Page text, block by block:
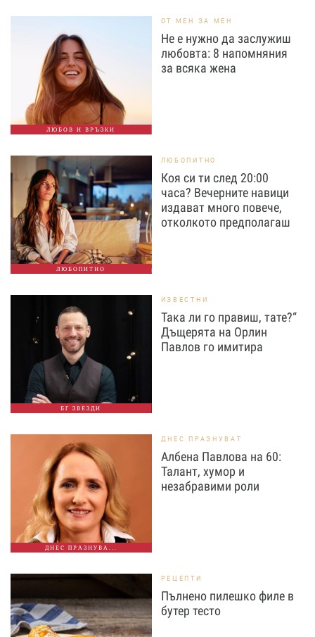
ЛЮБОВ И ВРЪЗКИ
ОТ МЕН ЗА МЕН
Не е нужно да заслужиш
любовта: 8 напомняния
за всяка жена
ЛЮБОПИТНО
ЛЮБОПИТНО
Коя си ти след 20:00
часа? Вечерните навици
издават много повече,
отколкото предполагаш
БГ ЗВЕЗДИ
ИЗВЕСТНИ
Така ли го правиш, тате?“
Дъщерята на Орлин
Павлов го имитира
ДНЕС ПРАЗНУВА...
ДНЕС ПРАЗНУВАТ
Албена Павлова на 60:
Талант, хумор и
незабравими роли
РЕЦЕПТИ
Пълнено пилешко филе в
бутер тесто